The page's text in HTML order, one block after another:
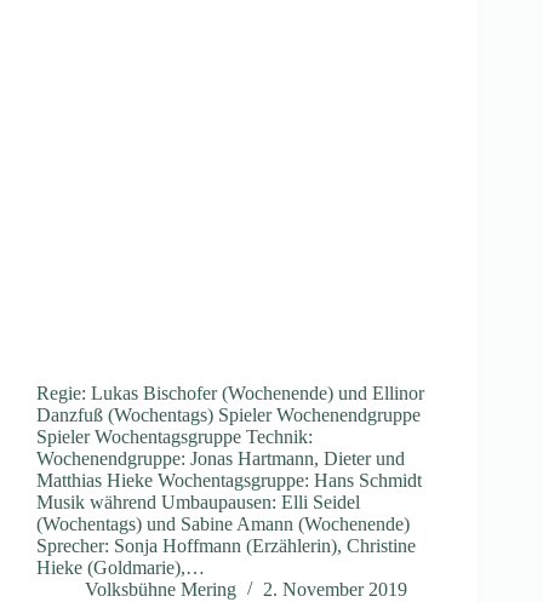
Regie: Lukas Bischofer (Wochenende) und Ellinor
Danzfuß (Wochentags) Spieler Wochenendgruppe
Spieler Wochentagsgruppe Technik:
Wochenendgruppe: Jonas Hartmann, Dieter und
Matthias Hieke Wochentagsgruppe: Hans Schmidt
Musik während Umbaupausen: Elli Seidel
(Wochentags) und Sabine Amann (Wochenende)
Sprecher: Sonja Hoffmann (Erzählerin), Christine
Hieke (Goldmarie),…
Volksbühne Mering
2. November 2019